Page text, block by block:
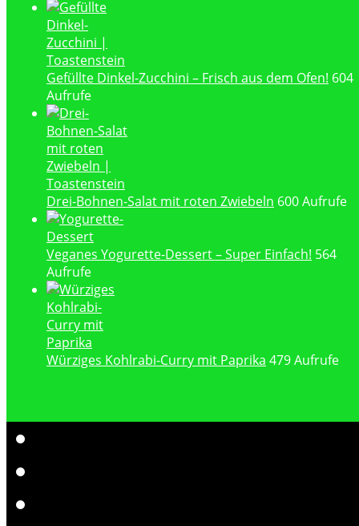
Gefüllte Dinkel-Zucchini – Frisch aus dem Ofen! 604
Aufrufe
Drei-Bohnen-Salat mit roten Zwiebeln 600 Aufrufe
Veganes Yogurette-Dessert – Super Einfach! 564
Aufrufe
Würziges Kohlrabi-Curry mit Paprika 479 Aufrufe